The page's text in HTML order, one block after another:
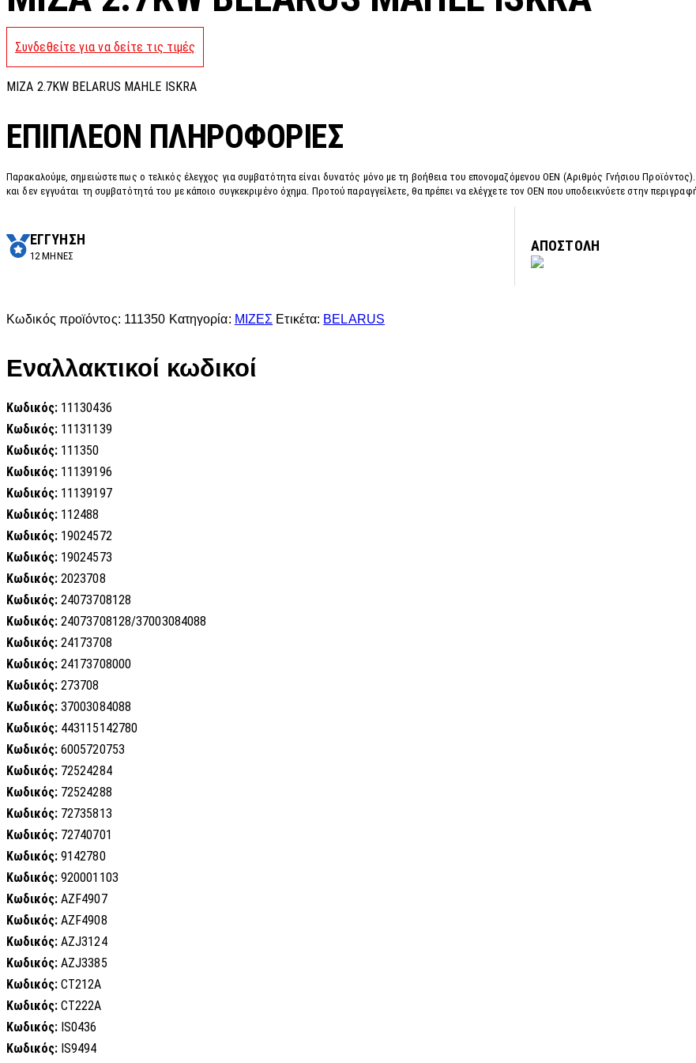
Συνδεθείτε για να δείτε τις τιμές
MIZA 2.7KW BELARUS MAHLE ISKRA
ΕΠΙΠΛΈΟΝ ΠΛΗΡΟΦΟΡΊΕΣ
Παρακαλούμε, σημειώστε πως ο τελικός έλεγχος για συμβατότητα είναι δυνατός μόνο με τη βοήθεια του επονομαζόμενου OEN (Αριθμός Γνήσιου
και δεν εγγυάται τη συμβατότητά του με κάποιο συγκεκριμένο όχημα. Προτού παραγγείλετε, θα πρέπει να ελέγχετε τον OEN που υποδεικνύετε στην
ΕΓΓΥΗΣΗ
12 ΜΗΝΕΣ
ΑΠΟΣΤΟΛΗ
Κωδικός προϊόντος: 111350 Κατηγορία: ΜΙΖΕΣ Ετικέτα: BELARUS
Εναλλακτικοί κωδικοί
Κωδικός: 11130436
Κωδικός: 11131139
Κωδικός: 111350
Κωδικός: 11139196
Κωδικός: 11139197
Κωδικός: 112488
Κωδικός: 19024572
Κωδικός: 19024573
Κωδικός: 2023708
Κωδικός: 24073708128
Κωδικός: 24073708128/37003084088
Κωδικός: 24173708
Κωδικός: 24173708000
Κωδικός: 273708
Κωδικός: 37003084088
Κωδικός: 443115142780
Κωδικός: 6005720753
Κωδικός: 72524284
Κωδικός: 72524288
Κωδικός: 72735813
Κωδικός: 72740701
Κωδικός: 9142780
Κωδικός: 920001103
Κωδικός: AZF4907
Κωδικός: AZF4908
Κωδικός: AZJ3124
Κωδικός: AZJ3385
Κωδικός: CT212A
Κωδικός: CT222A
Κωδικός: IS0436
Κωδικός: IS9494